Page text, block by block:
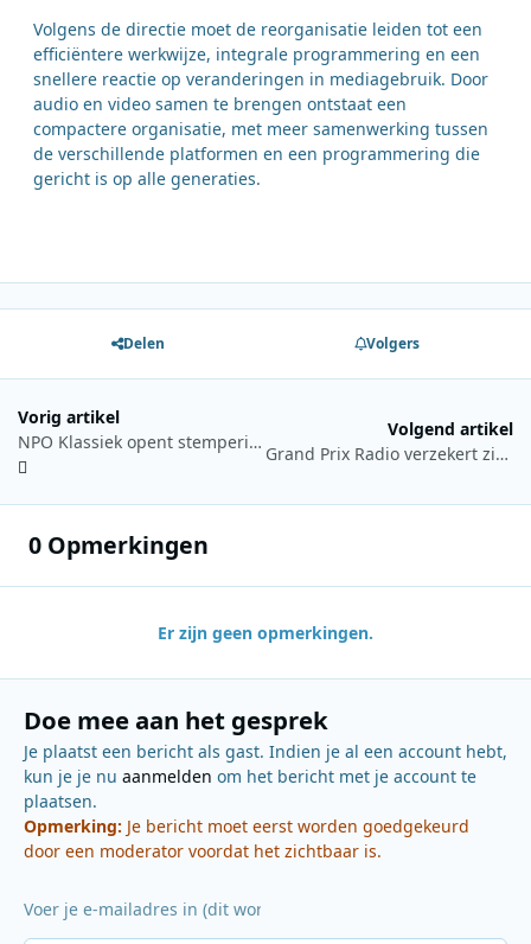
Volgens de directie moet de reorganisatie leiden tot een
efficiëntere werkwijze, integrale programmering en een
snellere reactie op veranderingen in mediagebruik. Door
audio en video samen te brengen ontstaat een
compactere organisatie, met meer samenwerking tussen
de verschillende platformen en een programmering die
gericht is op alle generaties.
Delen Volgers
Vorig artikel
NPO Klassiek opent stemperiode voor Filmmuziek Top 400
Volgend artikel
Grand Prix Radio verzekert zich van radiorechten Formule 1 tot en met 2028
0 Opmerkingen
Er zijn geen opmerkingen.
Doe mee aan het gesprek
Je plaatst een bericht als gast. Indien je al een account hebt,
kun je je nu aanmelden om het bericht met je account te
plaatsen.
Opmerking: Je bericht moet eerst worden goedgekeurd
door een moderator voordat het zichtbaar is.